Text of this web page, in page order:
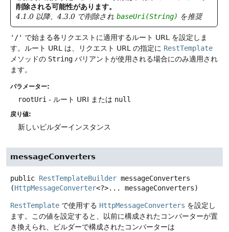
削除される可能性があります。
4.1.0 以降、4.3.0 で削除され baseUri(String) を推奨
'/' で始まる各リクエストに適用するルート URL を設定しま
す。ルート URL は、リクエスト URL の指定に RestTemplate
メソッドの String バリアントが使用される場合にのみ適用され
ます。
パラメーター:
rootUri - ルート URI または null
戻り値:
新しいビルダーインスタンス
messageConverters
public RestTemplateBuilder messageConverters
(HttpMessageConverter<?>... messageConverters)
RestTemplate で使用する HttpMessageConverters を設定し
ます。この値を設定すると、以前に構成されたコンバーターが置
き換えられ、ビルダーで構成されたコンバーターは